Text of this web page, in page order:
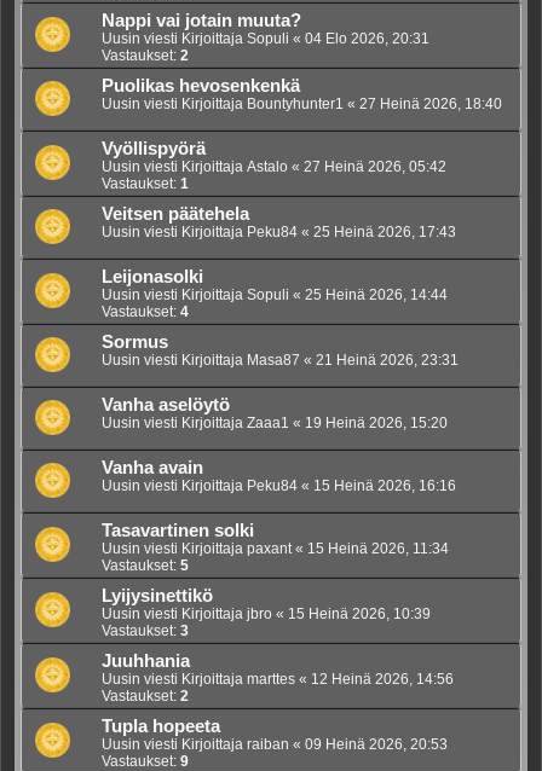
Nappi vai jotain muuta?
Uusin viesti Kirjoittaja Sopuli « 04 Elo 2026, 20:31
Vastaukset: 2
Puolikas hevosenkenkä
Uusin viesti Kirjoittaja Bountyhunter1 « 27 Heinä 2026, 18:40
Vyöllispyörä
Uusin viesti Kirjoittaja Astalo « 27 Heinä 2026, 05:42
Vastaukset: 1
Veitsen päätehela
Uusin viesti Kirjoittaja Peku84 « 25 Heinä 2026, 17:43
Leijonasolki
Uusin viesti Kirjoittaja Sopuli « 25 Heinä 2026, 14:44
Vastaukset: 4
Sormus
Uusin viesti Kirjoittaja Masa87 « 21 Heinä 2026, 23:31
Vanha aselöytö
Uusin viesti Kirjoittaja Zaaa1 « 19 Heinä 2026, 15:20
Vanha avain
Uusin viesti Kirjoittaja Peku84 « 15 Heinä 2026, 16:16
Tasavartinen solki
Uusin viesti Kirjoittaja paxant« 15 Heinä 2026, 11:34
Vastaukset: 5
Lyijysinettikö
Uusin viesti Kirjoittaja jbro « 15 Heinä 2026, 10:39
Vastaukset: 3
Juuhhania
Uusin viesti Kirjoittaja marttes « 12 Heinä 2026, 14:56
Vastaukset: 2
Tupla hopeeta
Uusin viesti Kirjoittaja raiban « 09 Heinä 2026, 20:53
Vastaukset: 9